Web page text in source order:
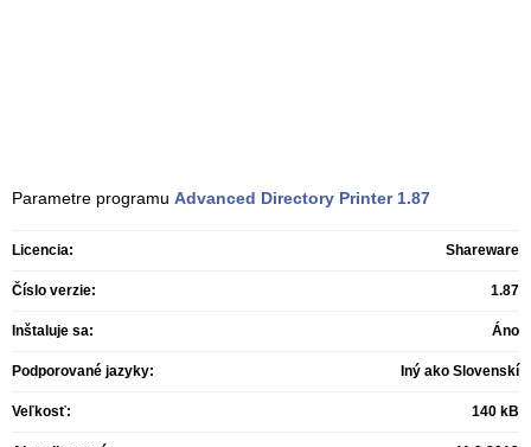
Parametre programu Advanced Directory Printer 1.87
Licencia: Shareware
Číslo verzie: 1.87
Inštaluje sa: Áno
Podporované jazyky: Iný ako Slovenskí
Veľkosť: 140 kB